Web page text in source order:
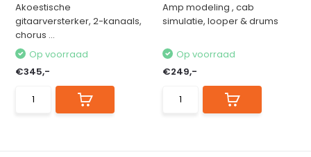
Akoestische
gitaarversterker, 2-kanaals,
chorus ...
Op voorraad
€345,-
Amp modeling , cab
simulatie, looper & drums
Op voorraad
€249,-